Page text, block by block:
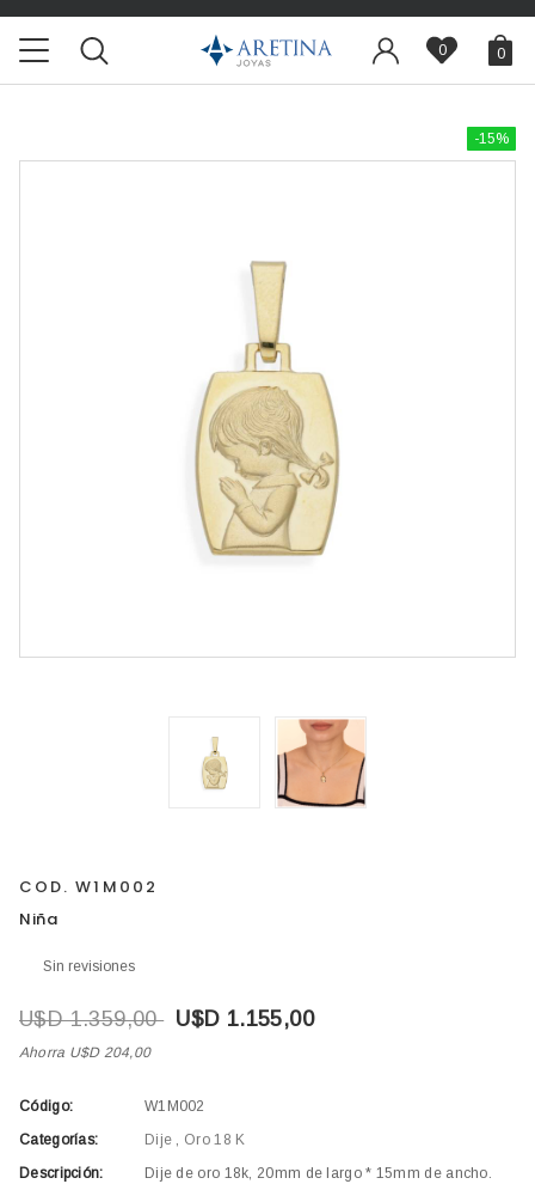
0 0
-15%
COD. W1M002
Niña
Sin revisiones
U$D 1.359,00 U$D 1.155,00
Ahorra U$D 204,00
Código:
W1M002
Categorías:
Dije , Oro 18 K
Descripción:
Dije de oro 18k, 20mm de largo * 15mm de ancho.